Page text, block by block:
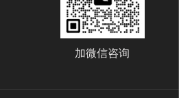
加微信咨询